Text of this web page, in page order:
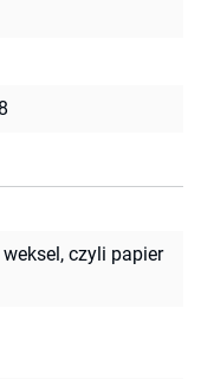
czyli papier